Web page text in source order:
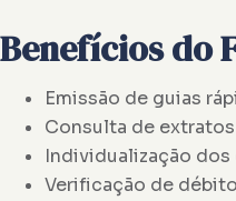
Benefícios do
Emissão de guias
Consulta de
Individualização
Verificação de